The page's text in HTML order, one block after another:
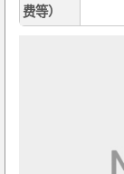
费等）